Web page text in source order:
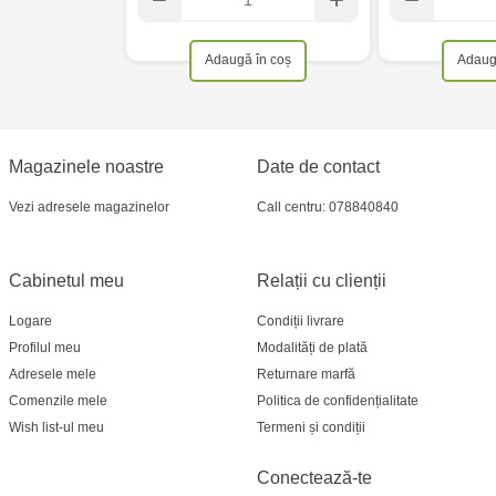
Adaugă în coș
Magazinele noastre
Vezi adresele magazinelor
Relații cu clienții
Condiții livrare
Modalități de plată
Returnare marfă
Politica de confidențialitate
Termeni și condiții
Cabinetul meu
Logare
Profilul meu
Adresele mele
Comenzile mele
Wish list-ul meu
Date de contact
Call centru: 078840840
Conectează-te